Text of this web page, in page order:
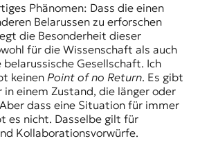
Phänomen: Dass die einen
Belarussen zu erforschen
die Besonderheit dieser
für die Wissenschaft als auch
Gesellschaft. Ich
keinen Point of no Return. Es gibt
in einem Zustand, die länger oder
dass eine Situation für immer
es nicht. Dasselbe gilt für
Kollaborationsvorwürfe.